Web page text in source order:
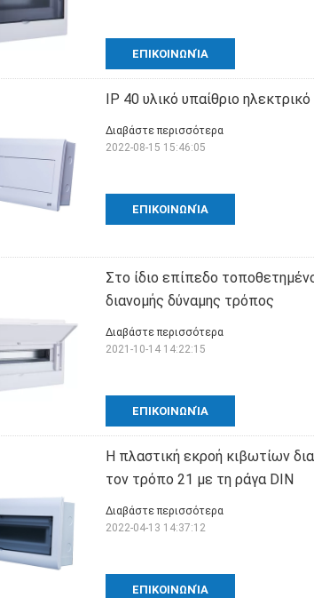
ΕΠΙΚΟΙΝΩΝΊΑ
IP 40 υλικό υπαίθριο
ΕΠΙΚΟΙΝΩΝΊΑ
Διαβάστε περισσότερα
2022-08-15 15:46:05
Στο ίδιο επίπεδο
διανομής δύναμης τρόπος
ΕΠΙΚΟΙΝΩΝΊΑ
Διαβάστε περισσότερα
2021-10-14 14:22:15
Η πλαστική εκροή κιβωτίων
τον τρόπο 21 με τη ράγα DIN
ΕΠΙΚΟΙΝΩΝΊΑ
Διαβάστε περισσότερα
2022-04-13 14:37:12